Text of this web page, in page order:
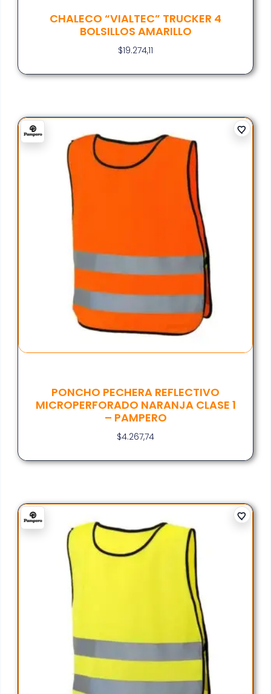
CHALECO “VIALTEC” TRUCKER 4
BOLSILLOS AMARILLO
$19.274,11
PONCHO PECHERA REFLECTIVO
MICROPERFORADO NARANJA CLASE 1
– PAMPERO
$4.267,74